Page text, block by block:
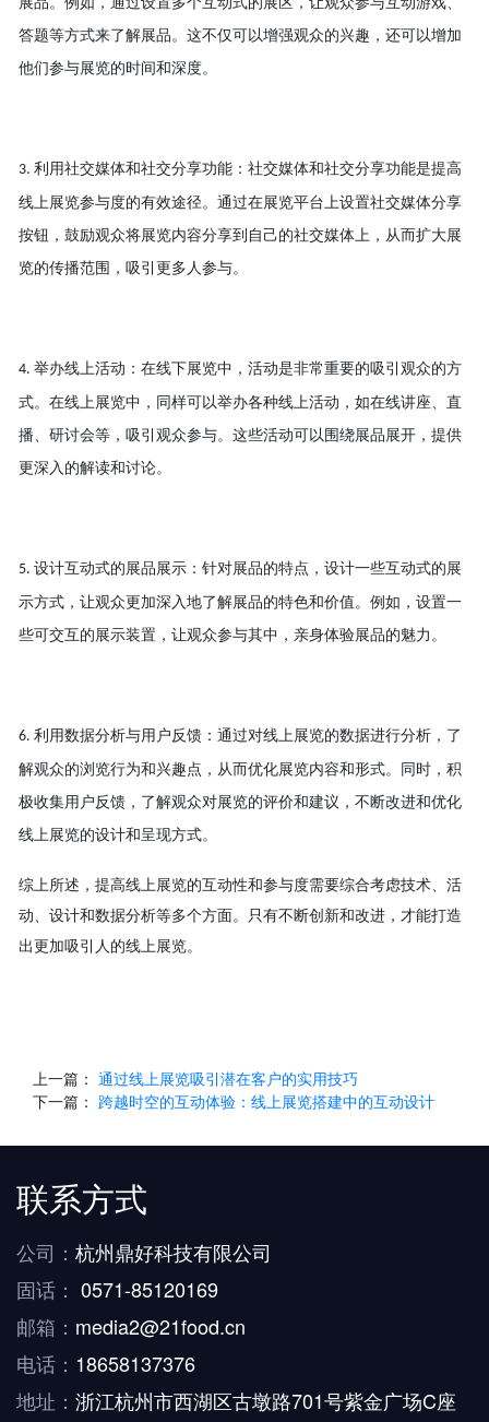
答题等方式来了解展品。这不仅可以增强观众的兴趣，还可以增加
他们参与展览的时间和深度。
3. 利用社交媒体和社交分享功能：社交媒体和社交分享功能是提高
线上展览参与度的有效途径。通过在展览平台上设置社交媒体分享
按钮，鼓励观众将展览内容分享到自己的社交媒体上，从而扩大展
览的传播范围，吸引更多人参与。
4. 举办线上活动：在线下展览中，活动是非常重要的吸引观众的方
式。在线上展览中，同样可以举办各种线上活动，如在线讲座、直
播、研讨会等，吸引观众参与。这些活动可以围绕展品展开，提供
更深入的解读和讨论。
5. 设计互动式的展品展示：针对展品的特点，设计一些互动式的展
示方式，让观众更加深入地了解展品的特色和价值。例如，设置一
些可交互的展示装置，让观众参与其中，亲身体验展品的魅力。
6. 利用数据分析与用户反馈：通过对线上展览的数据进行分析，了
解观众的浏览行为和兴趣点，从而优化展览内容和形式。同时，积
极收集用户反馈，了解观众对展览的评价和建议，不断改进和优化
线上展览的设计和呈现方式。
综上所述，提高线上展览的互动性和参与度需要综合考虑技术、活
动、设计和数据分析等多个方面。只有不断创新和改进，才能打造
出更加吸引人的线上展览。
上一篇： 通过线上展览吸引潜在客户的实用技巧
下一篇： 跨越时空的互动体验：线上展览搭建中的互动设计
联系方式
公司： 杭州鼎好科技有限公司
固话： 0571-85120169
邮箱： media2@21food.cn
电话： 18658137376
地址： 浙江杭州市西湖区古墩路701号紫金广场C座